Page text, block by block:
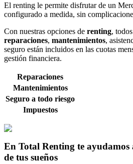
El renting le permite disfrutar de un
configurado a medida, sin
Con nuestras opciones de renting,
reparaciones, mantenimientos,
seguro están incluidos en las cuotas
gestión financiera.
Reparaciones
Mantenimientos
Seguro a todo riesgo
Impuestos
En Total Renting te ayudamos
de tus sueños